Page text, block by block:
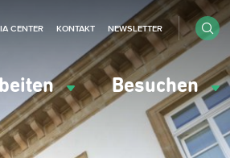
Besuchen
CENTER KONTAKT NEWSLETTER